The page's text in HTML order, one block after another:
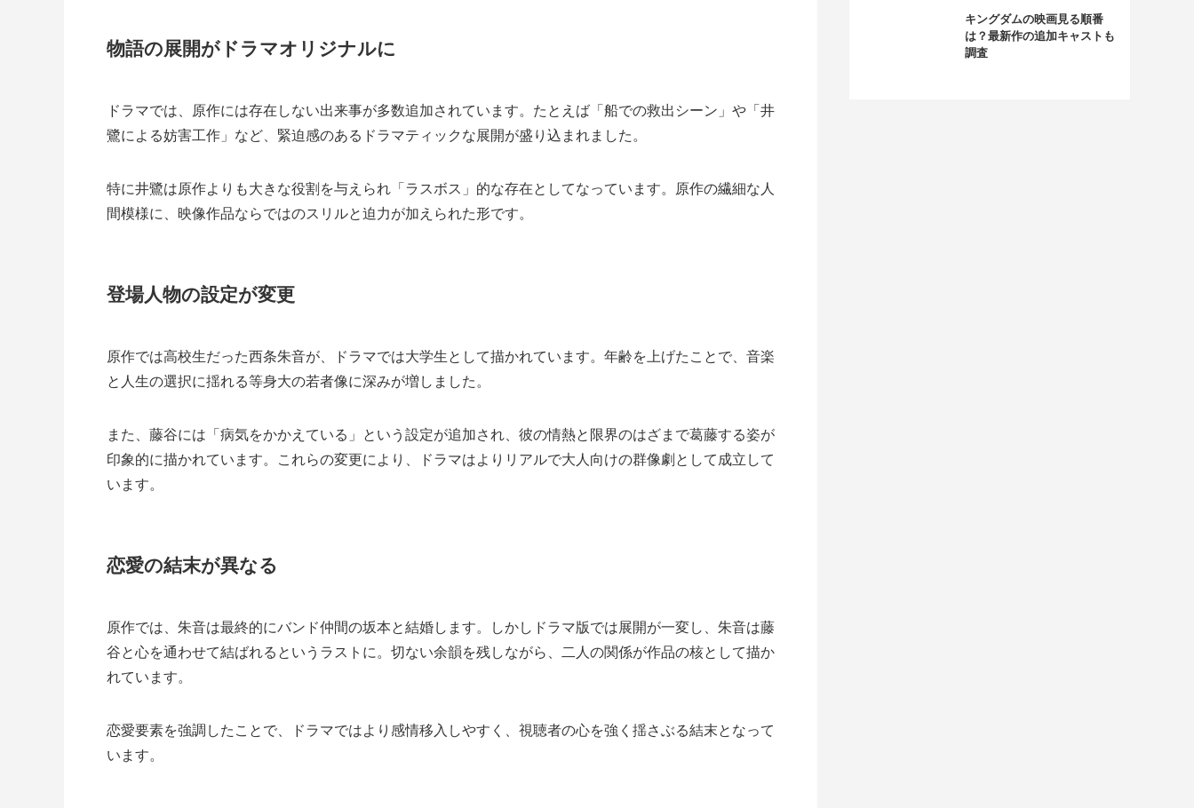
物語の展開がドラマオリジナルに
ドラマでは、原作には存在しない出来事が多数追加されています。たとえば「船での救出シーン」や「井
鷺による妨害工作」など、緊迫感のあるドラマティックな展開が盛り込まれました。
特に井鷺は原作よりも大きな役割を与えられ「ラスボス」的な存在としてなっています。原作の繊細な人
間模様に、映像作品ならではのスリルと迫力が加えられた形です。
登場人物の設定が変更
原作では高校生だった西条朱音が、ドラマでは大学生として描かれています。年齢を上げたことで、音楽
と人生の選択に揺れる等身大の若者像に深みが増しました。
また、藤谷には「病気をかかえている」という設定が追加され、彼の情熱と限界のはざまで葛藤する姿が
印象的に描かれています。これらの変更により、ドラマはよりリアルで大人向けの群像劇として成立して
います。
恋愛の結末が異なる
原作では、朱音は最終的にバンド仲間の坂本と結婚します。しかしドラマ版では展開が一変し、朱音は藤
谷と心を通わせて結ばれるというラストに。切ない余韻を残しながら、二人の関係が作品の核として描か
れています。
恋愛要素を強調したことで、ドラマではより感情移入しやすく、視聴者の心を強く揺さぶる結末となって
います。
キングダムの映画見る順番
は？最新作の追加キャストも
調査